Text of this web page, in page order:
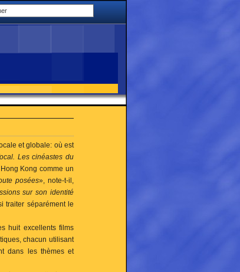
et globale: où est
Les cinéastes du
Kong comme un
posées», note-t-il,
sur son identité
traiter séparément le
huit excellents films
chacun utilisant
dans les thèmes et